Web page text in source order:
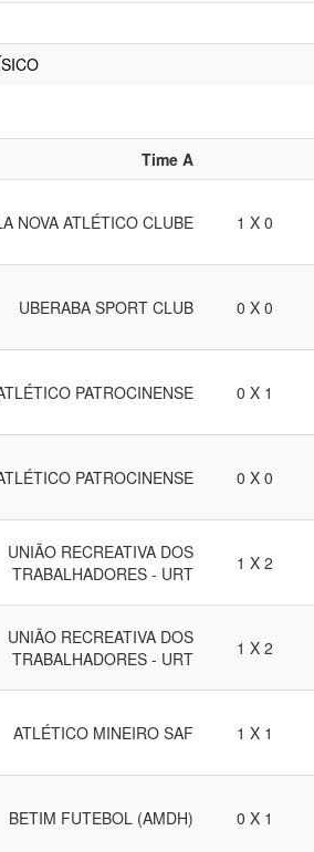
Time A
NOVA ATLÉTICO CLUBE 1 X 0
UBERABA SPORT CLUB 0 X 0
PATROCINENSE 0 X 1
PATROCINENSE 0 X 0
UNIÃO RECREATIVA DOS
TRABALHADORES - URT
1 X 2
UNIÃO RECREATIVA DOS
TRABALHADORES - URT
1 X 2
ATLÉTICO MINEIRO SAF 1 X 1
BETIM FUTEBOL (AMDH) 0 X 1